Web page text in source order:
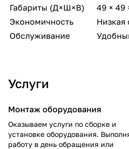
Габариты (Д×Ш×В)
49 × 49
Экономичность
Низкая
Обслуживание
Услуги
Монтаж оборудования
Оказываем услуги по сборке и
установке оборудования.
работу в день обращения или